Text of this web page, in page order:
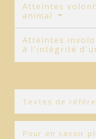
Atteintes
animal
Atteintes
à l'intégrité
Textes de
Pour en savoir